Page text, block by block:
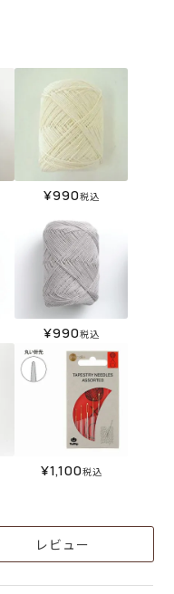
¥990税込
¥990税込
¥1,100税込
レビュー